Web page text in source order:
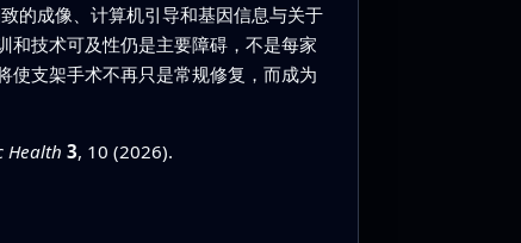
的成像、计算机引导和基因信息与关于
技术可及性仍是主要障碍，不是每家
使支架手术不再只是常规修复，而成为
Health 3, 10 (2026).